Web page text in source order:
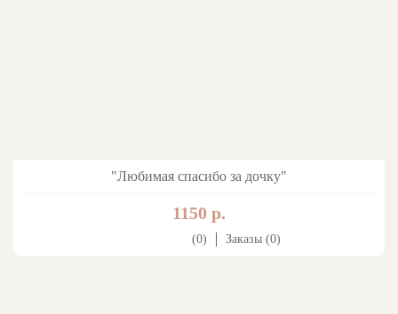
"Любимая спасибо за дочку"
1150 р.
(0) Заказы (0)